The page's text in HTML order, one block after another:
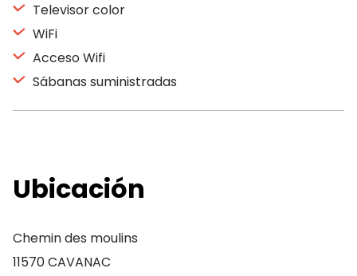
Televisor color
WiFi
Acceso Wifi
Sábanas suministradas
Ubicación
Chemin des moulins
11570 CAVANAC